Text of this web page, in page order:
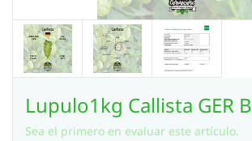
Lupulo1kg Callista GER
Sea el primero en evaluar este artículo.